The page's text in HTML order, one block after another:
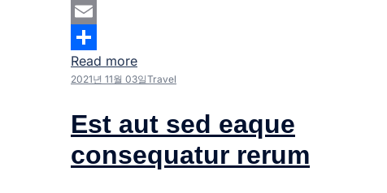
Mastodon
Email
Share
Read more
2021년 11월 03일Travel
Est aut sed eaque
consequatur rerum